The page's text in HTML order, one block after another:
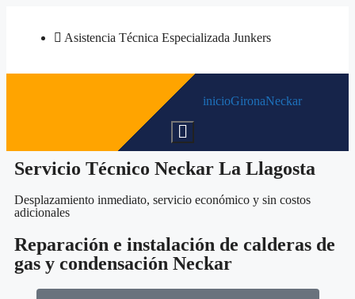
Asistencia Técnica Especializada Junkers
inicioGironaNeckar
Menú
conmutador
hamburguesa
Servicio Técnico Neckar La Llagosta
Desplazamiento inmediato, servicio económico y sin costos
adicionales
Reparación e instalación de calderas de
gas y condensación Neckar